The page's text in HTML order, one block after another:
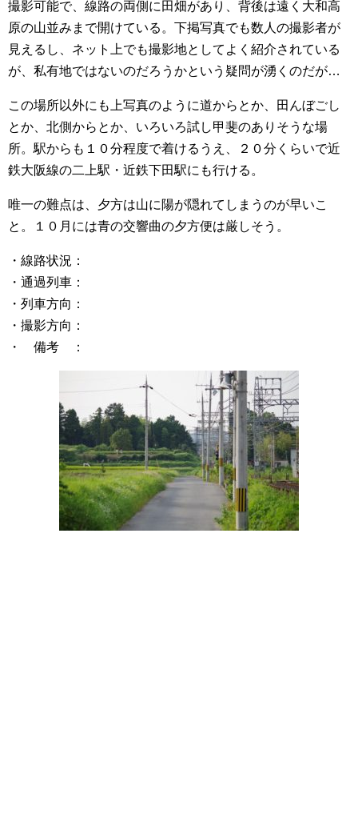
撮影可能で、線路の両側に田畑があり、背後は遠く大和高
原の山並みまで開けている。下掲写真でも数人の撮影者が
見えるし、ネット上でも撮影地としてよく紹介されている
が、私有地ではないのだろうかという疑問が湧くのだが…
この場所以外にも上写真のように道からとか、田んぼごし
とか、北側からとか、いろいろ試し甲斐のありそうな場
所。駅からも１０分程度で着けるうえ、２０分くらいで近
鉄大阪線の二上駅・近鉄下田駅にも行ける。
唯一の難点は、夕方は山に陽が隠れてしまうのが早いこ
と。１０月には青の交響曲の夕方便は厳しそう。
・線路状況：
・通過列車：
・列車方向：
・撮影方向：
・ 備考 ：